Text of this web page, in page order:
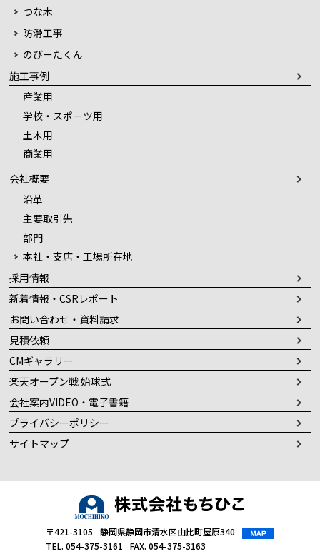
つな木
防滑工事
のびーたくん
施工事例
産業用
学校・スポーツ用
土木用
商業用
会社概要
沿革
主要取引先
部門
本社・支店・工場所在地
採用情報
新着情報・CSRレポート
お問い合わせ・資料請求
見積依頼
CMギャラリー
楽天オープン戦 始球式
会社案内VIDEO・電子書籍
プライバシーポリシー
サイトマップ
〒421-3105
静岡県静岡市清水区由比町屋原340
TEL. 054-375-3161
FAX. 054-375-3163